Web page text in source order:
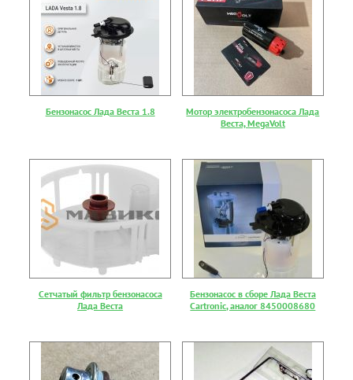
Бензонасос Лада Веста 1.8
Мотор электробензонасоса Лада
Веста, MegaVolt
Сетчатый фильтр бензонасоса
Лада Веста
Бензонасос в сборе Лада Веста
Cartronic, аналог 8450008680